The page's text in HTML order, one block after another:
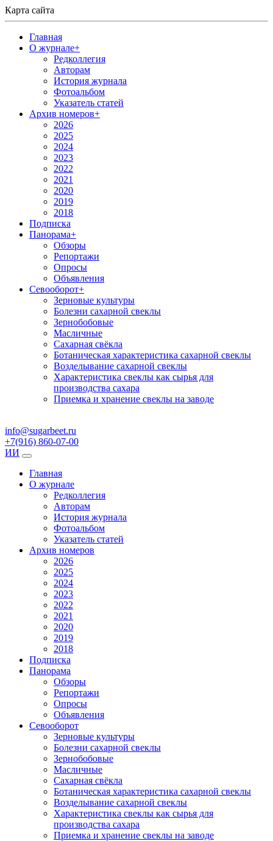
Карта сайта
Главная
О журнале+
Редколлегия
Авторам
История журнала
Фотоальбом
Указатель статей
Архив номеров+
2026
2025
2024
2023
2022
2021
2020
2019
2018
Подписка
Панорама+
Обзоры
Репортажи
Опросы
Объявления
Севооборот+
Зерновые культуры
Болезни сахарной свеклы
Зернобобовые
Масличные
Сахарная свёкла
Ботаническая характеристика сахарной свеклы
Возделывание сахарной свеклы
Характеристика свеклы как сырья для
производства сахара
Приемка и хранение свеклы на заводе
info@sugarbeet.ru
+7(916) 860-07-00
ИИ
Главная
О журнале
Редколлегия
Авторам
История журнала
Фотоальбом
Указатель статей
Архив номеров
2026
2025
2024
2023
2022
2021
2020
2019
2018
Подписка
Панорама
Обзоры
Репортажи
Опросы
Объявления
Севооборот
Зерновые культуры
Болезни сахарной свеклы
Зернобобовые
Масличные
Сахарная свёкла
Ботаническая характеристика сахарной свеклы
Возделывание сахарной свеклы
Характеристика свеклы как сырья для
производства сахара
Приемка и хранение свеклы на заводе